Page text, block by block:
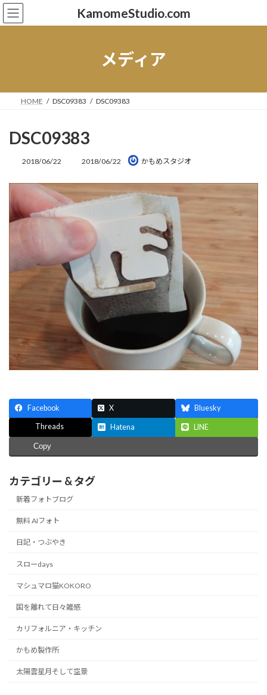
コ
ン
ナ
ビ
KamomeStudio.com
メディア
HOME DSC09383 DSC09383
DSC09383
2018/06/22
最
新
日
2018/06/22 かもめスタジオ
Facebook X Bluesky
Threads Hatena LINE
Copy
カテゴリー & タグ
新着フォトブログ
無料 AIフォト
日記・つぶやき
スローdays
マシュマロ猫KOKORO
国を離れて日々雑感
カリフォルニア・キッチン
かもめ製作所
太陽雲星月そして空景